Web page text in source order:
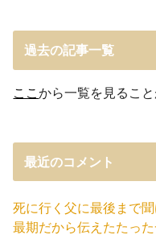
過去の記事一覧
ここから一覧を見ること
最近のコメント
死に行く父に最後まで
最期だから伝えたたっ